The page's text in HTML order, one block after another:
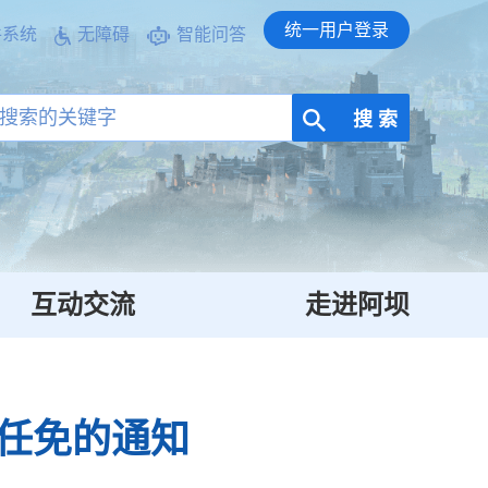
统 无障碍 智能问答 统一用户登录
搜 索
互动交流 走进阿坝
免的通知